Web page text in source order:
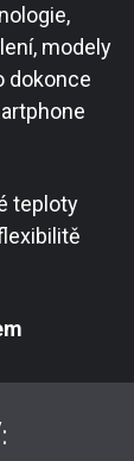
modely
dokonce
teploty